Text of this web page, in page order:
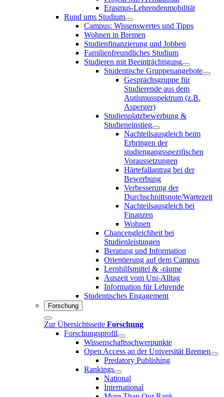
Erasmus-Lehrendenmobilität
Rund ums Studium
Campus: Wissenswertes und Tipps
Wohnen in Bremen
Studienfinanzierung und Jobben
Familienfreundliches Studium
Studieren mit Beeinträchtigung
Studentische Gruppenangebote
Gesprächsgruppe für
Studierende aus dem
Autismusspektrum (z.B.
Asperger)
Studienplatzbewerbung &
Studieneinstieg
Nachteilsausgleich beim
Erbringen der
studiengangsspezifischen
Voraussetzungen
Härtefallantrag bei der
Bewerbung
Verbesserung der
Durchschnittsnote/Wartezeit
Nachteilsausgleich bei
Finanzen
Wohnen
Chancengleichheit bei
Studienleistungen
Beratung und Information
Orientierung auf dem Campus
Lernhilfsmittel & -räume
Auszeit vom Uni-Alltag
Information für Lehrende
Studentisches Engagement
Forschung
Zur Übersichtsseite Forschung
Forschungsprofil
Wissenschaftsschwerpunkte
Open Access an der Universität Bremen
Predatory Publishing
Rankings
National
International